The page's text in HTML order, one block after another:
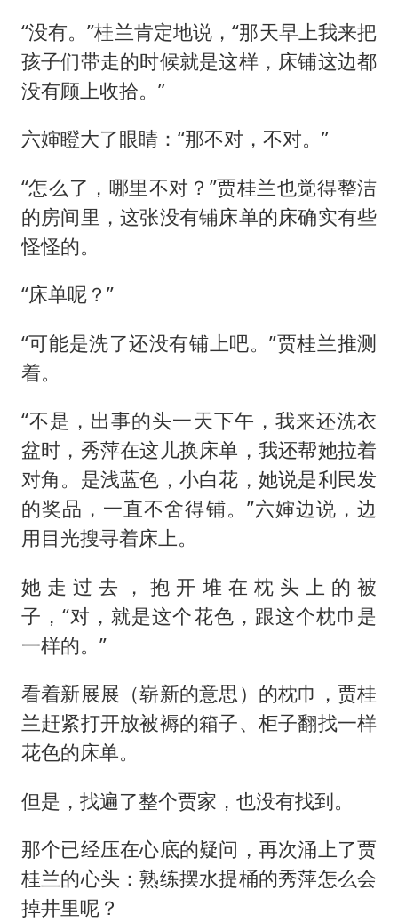
“没有。”桂兰肯定地说，“那天早上我来把
孩子们带走的时候就是这样，床铺这边都
没有顾上收拾。”
六婶瞪大了眼睛：“那不对，不对。”
“怎么了，哪里不对？”贾桂兰也觉得整洁
的房间里，这张没有铺床单的床确实有些
怪怪的。
“床单呢？”
“可能是洗了还没有铺上吧。”贾桂兰推测
着。
“不是，出事的头一天下午，我来还洗衣
盆时，秀萍在这儿换床单，我还帮她拉着
对角。是浅蓝色，小白花，她说是利民发
的奖品，一直不舍得铺。”六婶边说，边
用目光搜寻着床上。
她走过去，抱开堆在枕头上的被
子，“对，就是这个花色，跟这个枕巾是
一样的。”
看着新展展（崭新的意思）的枕巾，贾桂
兰赶紧打开放被褥的箱子、柜子翻找一样
花色的床单。
但是，找遍了整个贾家，也没有找到。
那个已经压在心底的疑问，再次涌上了贾
桂兰的心头：熟练摆水提桶的秀萍怎么会
掉井里呢？